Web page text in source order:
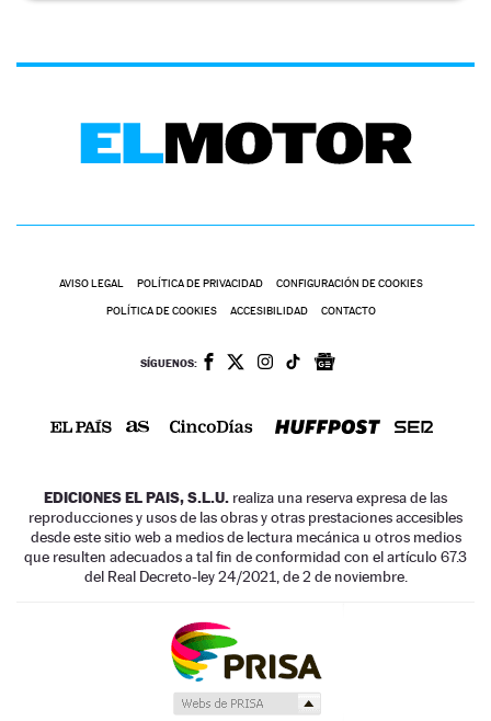
AVISO LEGAL POLÍTICA DE PRIVACIDAD CONFIGURACIÓN DE COOKIES
POLÍTICA DE COOKIES ACCESIBILIDAD CONTACTO
SÍGUENOS:
EDICIONES EL PAIS, S.L.U. realiza una reserva expresa de las
reproducciones y usos de las obras y otras prestaciones accesibles
desde este sitio web a medios de lectura mecánica u otros medios
que resulten adecuados a tal fin de conformidad con el artículo 67.3
del Real Decreto-ley 24/2021, de 2 de noviembre.